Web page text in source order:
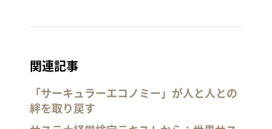
関連記事
「サーキュラーエコノミー」が人と人との
絆を取り戻す